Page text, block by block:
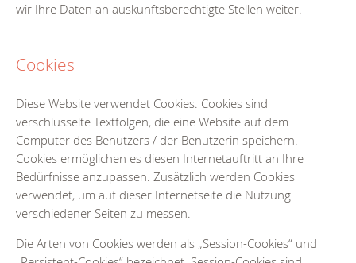
wir Ihre Daten an auskunftsberechtigte Stellen weiter.
Cookies
Diese Website verwendet Cookies. Cookies sind
verschlüsselte Textfolgen, die eine Website auf dem
Computer des Benutzers / der Benutzerin speichern.
Cookies ermöglichen es diesen Internetauftritt an Ihre
Bedürfnisse anzupassen. Zusätzlich werden Cookies
verwendet, um auf dieser Internetseite die Nutzung
verschiedener Seiten zu messen.
Die Arten von Cookies werden als „Session-Cookies“ und